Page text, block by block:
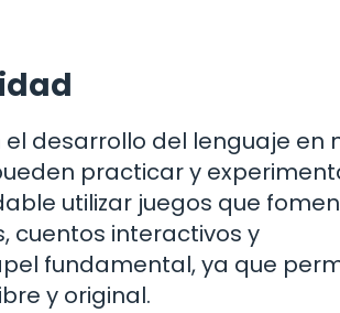
desarrollo del lenguaje en
practicar y
utilizar juegos que
cuentos interactivos y
fundamental, ya que
y original.